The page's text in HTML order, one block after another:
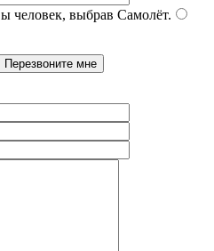
человек, выбрав Самолёт.